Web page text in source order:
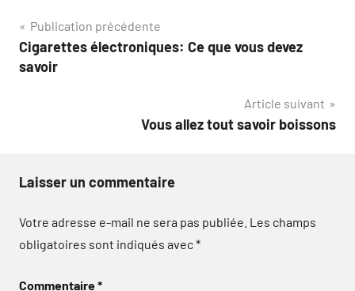
Navigation
de
Publication précédente
Cigarettes électroniques: Ce que vous devez
savoir
Article suivant
Vous allez tout savoir boissons
Laisser un commentaire
Votre adresse e-mail ne sera pas publiée. Les champs
obligatoires sont indiqués avec*
Commentaire*